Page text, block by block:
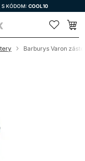
S KÓDOM: COOL10
Barburys Varon